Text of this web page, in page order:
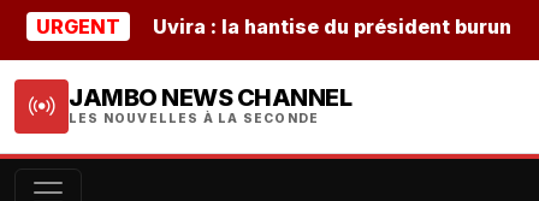
Uvira : la hantise du président burundais
JAMBO NEWS CHANNEL
LES NOUVELLES À LA SECONDE